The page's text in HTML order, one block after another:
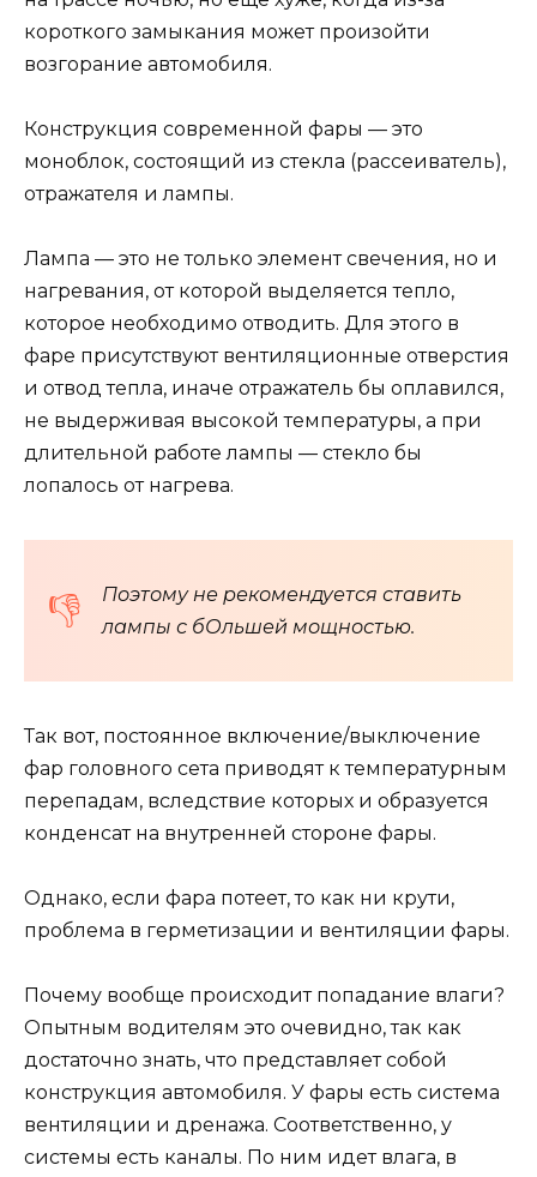
короткого замыкания может произойти
возгорание автомобиля.
Конструкция современной фары — это
моноблок, состоящий из стекла (рассеиватель),
отражателя и лампы.
Лампа — это не только элемент свечения, но и
нагревания, от которой выделяется тепло,
которое необходимо отводить. Для этого в
фаре присутствуют вентиляционные отверстия
и отвод тепла, иначе отражатель бы оплавился,
не выдерживая высокой температуры, а при
длительной работе лампы — стекло бы
лопалось от нагрева.
Поэтому не рекомендуется ставить
лампы с бОльшей мощностью.
Так вот, постоянное включение/выключение
фар головного сета приводят к температурным
перепадам, вследствие которых и образуется
конденсат на внутренней стороне фары.
Однако, если фара потеет, то как ни крути,
проблема в герметизации и вентиляции фары.
Почему вообще происходит попадание влаги?
Опытным водителям это очевидно, так как
достаточно знать, что представляет собой
конструкция автомобиля. У фары есть система
вентиляции и дренажа. Соответственно, у
системы есть каналы. По ним идет влага, в